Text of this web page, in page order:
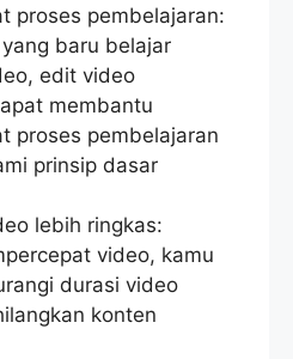
proses pembelajaran:
baru belajar
edit video
membantu
proses pembelajaran
prinsip dasar
lebih ringkas:
video, kamu
durasi video
konten